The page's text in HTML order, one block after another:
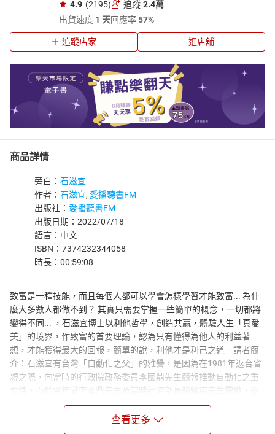
4.9 (2195) 追蹤 2.4萬
出貨速度 1 天回應率57%
追蹤店家 逛店舖
商品詳情
旁白： 石滋宜
作者： 石滋宜, 愛播聽書FM
出版社： 愛播聽書FM
出版日期：2022/07/18
語言：中文
ISBN：7374232344058
時長：00:59:08
致富是一種技能，而且每個人都可以學會怎樣學習才能致富... 為什
麼大多數人都做不到？ 其實只需要掌握一些簡單的概念，一切都將
變得不同... ，石滋宜博士以利他哲學，創造共贏，體驗人生「真愛
美」的境界，作致富的首要理論，認為只有懂得為他人的利益著
想，才能獲得最大的回報，簡單的說，利他才是利己之道。講者簡
介：石滋宜有台灣「自動化之父」的雅譽，是因為在1981年返台省
親之際，向當時的行政院政務委員李國鼎先生簡報推動自動化之重
要性，而於翌年受李國鼎先生及當時經濟部長趙耀東先生電邀，返
台帶動台灣全面自動化。其為台灣企業界培訓人才超過50萬人次，
輔導廠商近4000家。並陸續推行「生產自動化推行計劃」、「全面
提高生產力運動」、「全面提昇產品品質計劃」、「中小企業技術
查看更多